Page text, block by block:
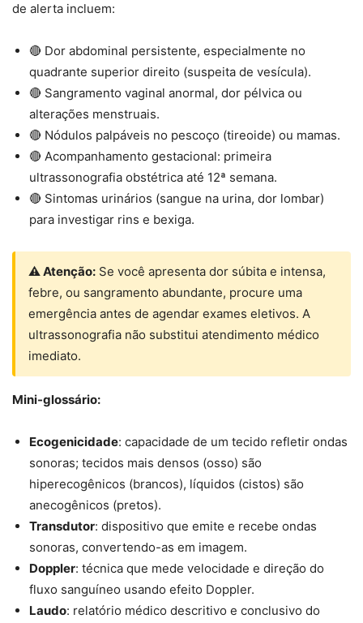
de alerta incluem:
🔴 Dor abdominal persistente, especialmente no
quadrante superior direito (suspeita de vesícula).
🔴 Sangramento vaginal anormal, dor pélvica ou
alterações menstruais.
🔴 Nódulos palpáveis no pescoço (tireoide) ou mamas.
🔴 Acompanhamento gestacional: primeira
ultrassonografia obstétrica até 12ª semana.
🔴 Sintomas urinários (sangue na urina, dor lombar)
para investigar rins e bexiga.
⚠ Atenção: Se você apresenta dor súbita e intensa,
febre, ou sangramento abundante, procure uma
emergência antes de agendar exames eletivos. A
ultrassonografia não substitui atendimento médico
imediato.
Mini-glossário:
Ecogenicidade: capacidade de um tecido refletir ondas
sonoras; tecidos mais densos (osso) são
hiperecogênicos (brancos), líquidos (cistos) são
anecogênicos (pretos).
Transdutor: dispositivo que emite e recebe ondas
sonoras, convertendo-as em imagem.
Doppler: técnica que mede velocidade e direção do
fluxo sanguíneo usando efeito Doppler.
Laudo: relatório médico descritivo e conclusivo do